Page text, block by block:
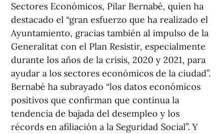
Sectores Económicos, Pilar Bernabé, quien ha
destacado el “gran esfuerzo que ha realizado el
Ayuntamiento, gracias también al impulso de la
Generalitat con el Plan Resistir, especialmente
durante los años de la crisis, 2020 y 2021, para
ayudar a los sectores económicos de la ciudad”.
Bernabé ha subrayado “los datos económicos
positivos que confirman que continua la
tendencia de bajada del desempleo y los
récords en afiliación a la Seguridad Social”. Y